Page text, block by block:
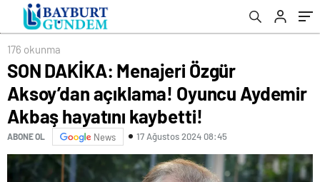
kaybetti!
176 okunma
SON DAKİKA: Menajeri Özgür
Aksoy’dan açıklama! Oyuncu Aydemir
Akbaş hayatını kaybetti!
ABONE OL News 17 Ağustos 2024 08:45